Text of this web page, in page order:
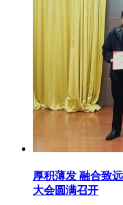
厚积薄发 融合致
大会圆满召开